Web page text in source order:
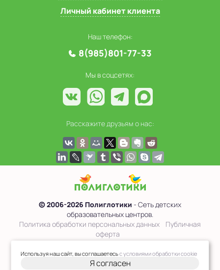
Личный кабинет клиента
Наш телефон:
8(985)801-77-33
Мы в соцсетях:
Расскажите друзьям о нас:
© 2006-2026 Полиглотики - Сеть детских
образовательных центров.
Политика обработки персональных данных
Публичная
оферта
Сведения об образовательной организации
Используя наш сайт, вы соглашаетесьс условиями обработки cookie
Я согласен